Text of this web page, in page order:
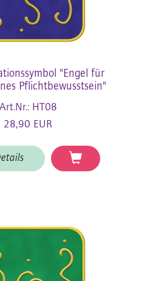
"Engel für
Pflichtbewusstsein"
Art.Nr.: HT08
28,90 EUR